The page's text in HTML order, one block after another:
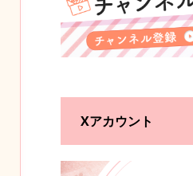
Xアカウント